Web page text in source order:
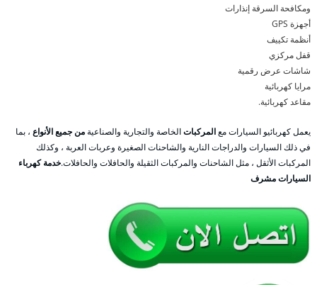
ومكافحة السرقة إنذارات
أجهزة GPS
أنظمة تكييف
قفل مركزي
شاشات عرض رقمية
مرايا كهربائية
مقاعد كهربائية.
يعمل كهربائيو السيارات معالمركباتالخاصة والتجارية والصناعيةمن جميع الأنواع ، بما
في ذلك السيارات والدراجات النارية والشاحنات الصغيرة وعربات العربة ، وكذلك
المركبات الأثقل ، مثل الشاحنات والمركبات الثقيلة والحافلات والحافلات.خدمة كهرباء
السيارات مشرف